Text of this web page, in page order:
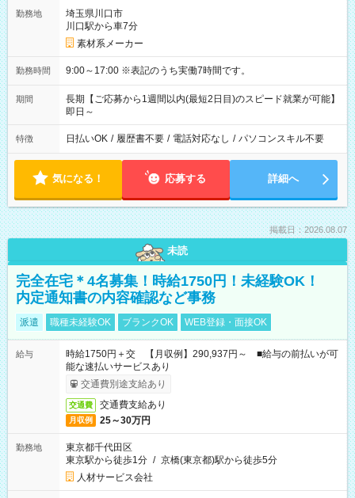
勤務地
埼玉県川口市
川口駅から車7分
素材系メーカー
勤務時間 9:00～17:00 ※表記のうち実働7時間です。
期間
長期【ご応募から1週間以内(最短2日目)のスピード就業が可能】
即日～
特徴 日払いOK / 履歴書不要 / 電話対応なし / パソコンスキル不要
気になる！ 応募する 詳細へ
掲載日：2026.08.07
未読
完全在宅＊4名募集！時給1750円！未経験OK！
内定通知書の内容確認など事務
派遣 職種未経験OK ブランクOK WEB登録・面接OK
給与
時給1750円＋交 【月収例】290,937円～ ■給与の前払いが可
能な速払いサービスあり
交通費別途支給あり
交通費 交通費支給あり
月収例 25～30万円
勤務地
東京都千代田区
東京駅から徒歩1分 / 京橋(東京都)駅から徒歩5分
人材サービス会社